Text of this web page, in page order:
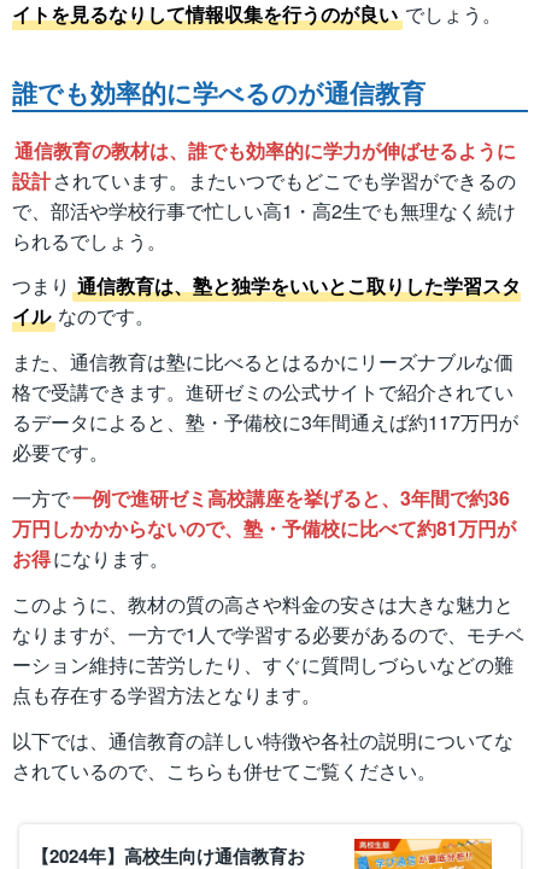
イトを見るなりして情報収集を行うのが良い でしょう。
誰でも効率的に学べるのが通信教育
通信教育の教材は、誰でも効率的に学力が伸ばせるように
設計されています。またいつでもどこでも学習ができるの
で、部活や学校行事で忙しい高1・高2生でも無理なく続け
られるでしょう。
つまり 通信教育は、塾と独学をいいとこ取りした学習スタ
イル なのです。
また、通信教育は塾に比べるとはるかにリーズナブルな価
格で受講できます。進研ゼミの公式サイトで紹介されてい
るデータによると、塾・予備校に3年間通えば約117万円が
必要です。
一方で一例で進研ゼミ高校講座を挙げると、3年間で約36
万円しかかからないので、塾・予備校に比べて約81万円が
お得になります。
このように、教材の質の高さや料金の安さは大きな魅力と
なりますが、一方で1人で学習する必要があるので、モチベ
ーション維持に苦労したり、すぐに質問しづらいなどの難
点も存在する学習方法となります。
以下では、通信教育の詳しい特徴や各社の説明についてな
されているので、こちらも併せてご覧ください。
【2024年】高校生向け通信教育お